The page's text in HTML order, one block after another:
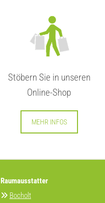
Stöbern Sie in unseren
Online-Shop
MEHR INFOS
Raumausstatter
 Bocholt